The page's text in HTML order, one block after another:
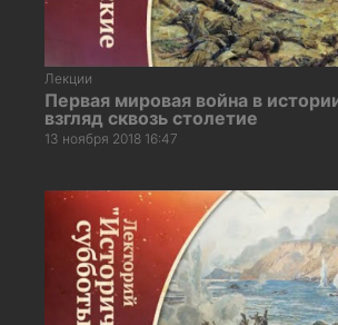
Лекции
Первая мировая война в
взгляд сквозь столетие
13 ноября 2018 16:47